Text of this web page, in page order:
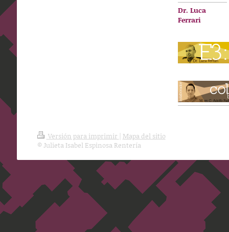
Dr. Luca
Ferrari
Versión para imprimir
Mapa del sitio
© Julieta Isabel Espinosa Rentería